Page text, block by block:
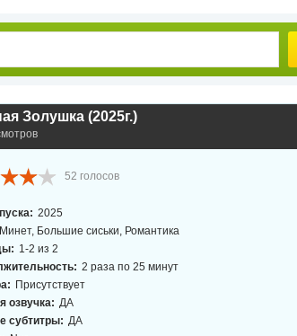
Золушка (2025г.)
52 голосов
2025
Минет, Большие сиськи, Романтика
1-2 из 2
2 раза по 25 минут
Присутствует
озвучка: ДА
субтитры: ДА